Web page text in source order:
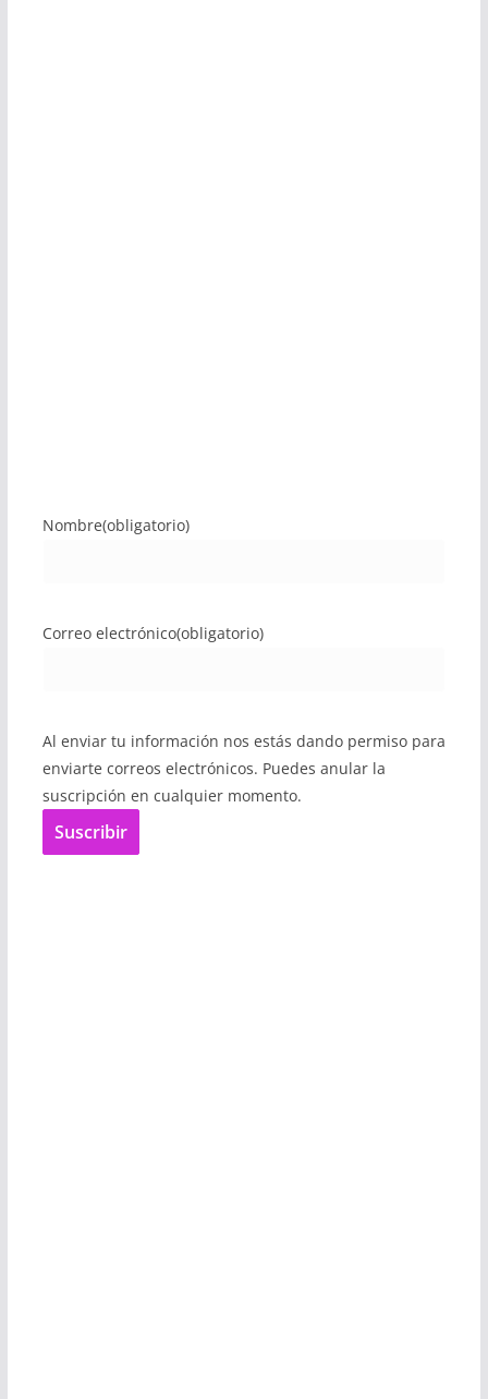
Nombre(obligatorio)
Correo electrónico(obligatorio)
Al enviar tu información nos estás dando permiso para
enviarte correos electrónicos. Puedes anular la
suscripción en cualquier momento.
Suscribir